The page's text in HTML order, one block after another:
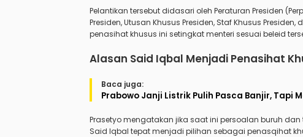
Pelantikan tersebut didasari oleh Peraturan Presiden
Presiden, Utusan Khusus Presiden, Staf Khusus
penasihat khusus ini setingkat menteri sesuai beleid
Alasan Said Iqbal Menjadi Penasihat
Baca juga:
Prabowo Janji Listrik Pulih Pasca Banjir, Tapi
Prasetyo mengatakan jika saat ini persoalan buruh
Said Iqbal tepat menjadi pilihan sebagai penasqihat